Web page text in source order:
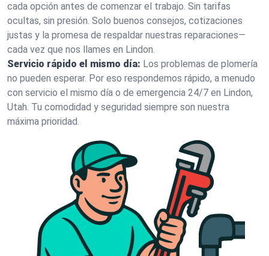
cada opción antes de comenzar el trabajo. Sin tarifas
ocultas, sin presión. Solo buenos consejos, cotizaciones
justas y la promesa de respaldar nuestras reparaciones—
cada vez que nos llames en Lindon.
Servicio rápido el mismo día: Los problemas de plomería
no pueden esperar. Por eso respondemos rápido, a menudo
con servicio el mismo día o de emergencia 24/7 en Lindon,
Utah. Tu comodidad y seguridad siempre son nuestra
máxima prioridad.